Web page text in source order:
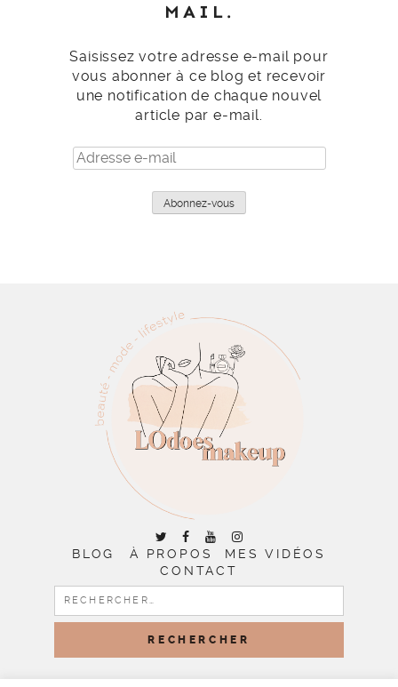
MAIL.
Saisissez votre adresse e-mail pour
vous abonner à ce blog et recevoir
une notification de chaque nouvel
article par e-mail.
Adresse
e-
Abonnez-vous
BLOG À PROPOS
MES VIDÉOS
CONTACT
RECHERCHER :